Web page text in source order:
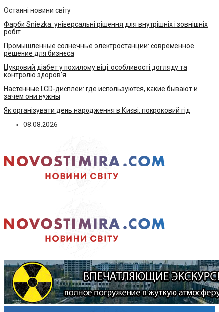
Останні новини світу
Фарби Sniezka: універсальні рішення для внутрішніх і зовнішніх
робіт
Промышленные солнечные электростанции: современное
решение для бизнеса
Цукровий діабет у похилому віці: особливості догляду та
контролю здоров’я
Настенные LCD-дисплеи: где используются, какие бывают и
зачем они нужны
Як організувати день народження в Києві: покроковий гід
08.08.2026